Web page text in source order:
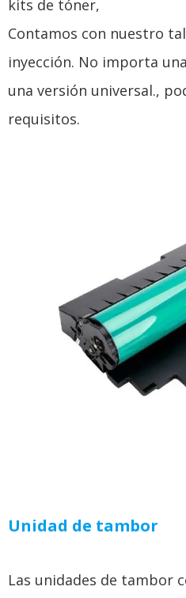
kits de tóner,
Contamos con nuestro
inyección. No importa
una versión universal.,
requisitos.
Unidad de tambor
Las unidades de tambor